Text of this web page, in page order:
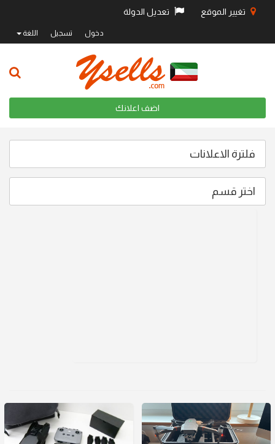
تغيير الموقع تعديل الدولة
دخول تسجيل اللغة
اضف اعلانك
فلترة الاعلانات
اختر قسم